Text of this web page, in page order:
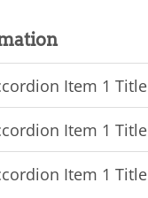
Item 1 Title
Item 1 Title
Item 1 Title